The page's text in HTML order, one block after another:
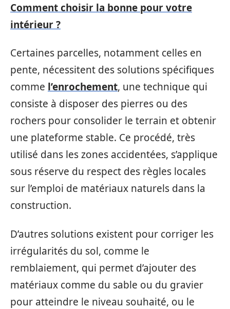
Comment choisir la bonne pour votre
intérieur ?
Certaines parcelles, notamment celles en
pente, nécessitent des solutions spécifiques
comme l’enrochement, une technique qui
consiste à disposer des pierres ou des
rochers pour consolider le terrain et obtenir
une plateforme stable. Ce procédé, très
utilisé dans les zones accidentées, s’applique
sous réserve du respect des règles locales
sur l’emploi de matériaux naturels dans la
construction.
D’autres solutions existent pour corriger les
irrégularités du sol, comme le
remblaiement, qui permet d’ajouter des
matériaux comme du sable ou du gravier
pour atteindre le niveau souhaité, ou le